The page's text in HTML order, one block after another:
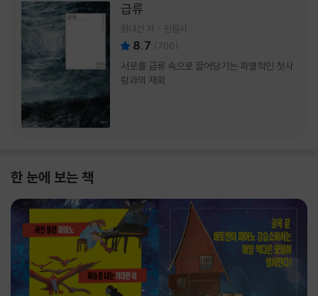
급류
정대건 저 민음사
8.7 (700)
서로를 급류 속으로 끌어당기는 파멸적인 첫사
랑과의 재회
한 눈에 보는 책